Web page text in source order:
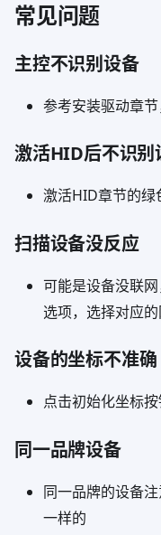
常见问题
主控不识别设备
参考安装驱动章
激活HID后不识别
激活HID章节的绿
扫描设备没反应
可能是设备没联
选项，选择对应
设备的坐标不准确
点击初始化坐标
同一品牌设备
同一品牌的设备
一样的